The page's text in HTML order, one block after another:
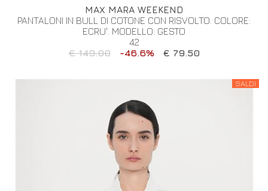
MAX MARA WEEKEND
PANTALONI IN BULL DI COTONE CON RISVOLTO. COLORE:
ECRU'. MODELLO: GESTO
42
€ 149.00
-46.6% € 79.50
SALDI